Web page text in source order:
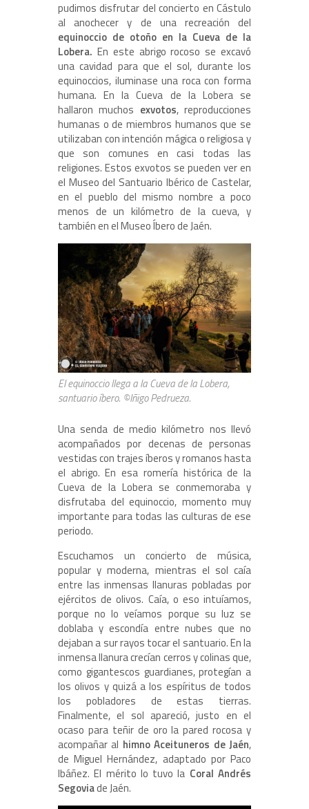
pudimos disfrutar del concierto en Cástulo
al anochecer y de una recreación del
equinoccio de otoño en la Cueva de la
Lobera. En este abrigo rocoso se excavó
una cavidad para que el sol, durante los
equinoccios, iluminase una roca con forma
humana. En la Cueva de la Lobera se
hallaron muchos exvotos, reproducciones
humanas o de miembros humanos que se
utilizaban con intención mágica o religiosa y
que son comunes en casi todas las
religiones. Estos exvotos se pueden ver en
el Museo del Santuario Ibérico de Castelar,
en el pueblo del mismo nombre a poco
menos de un kilómetro de la cueva, y
también en el Museo Íbero de Jaén.
El equinoccio llega a la Cueva de la Lobera,
santuario íbero. ©Iñigo Pedrueza.
Una senda de medio kilómetro nos llevó
acompañados por decenas de personas
vestidas con trajes íberos y romanos hasta
el abrigo. En esa romería histórica de la
Cueva de la Lobera se conmemoraba y
disfrutaba del equinoccio, momento muy
importante para todas las culturas de ese
periodo.
Escuchamos un concierto de música,
popular y moderna, mientras el sol caía
entre las inmensas llanuras pobladas por
ejércitos de olivos. Caía, o eso intuíamos,
porque no lo veíamos porque su luz se
doblaba y escondía entre nubes que no
dejaban a sur rayos tocar el santuario. En la
inmensa llanura crecían cerros y colinas que,
como gigantescos guardianes, protegían a
los olivos y quizá a los espíritus de todos
los pobladores de estas tierras.
Finalmente, el sol apareció, justo en el
ocaso para teñir de oro la pared rocosa y
acompañar al himno Aceituneros de Jaén,
de Miguel Hernández, adaptado por Paco
Ibáñez. El mérito lo tuvo la Coral Andrés
Segoviade Jaén.